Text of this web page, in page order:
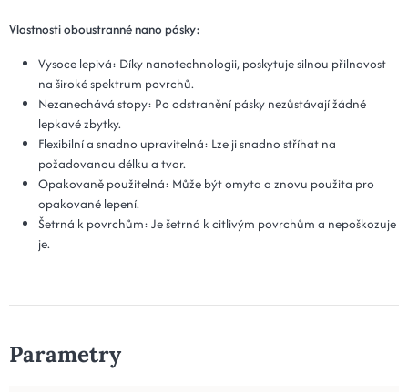
Vlastnosti oboustranné nano pásky:
Vysoce lepivá: Díky nanotechnologii, poskytuje silnou přilnavost
na široké spektrum povrchů.
Nezanechává stopy: Po odstranění pásky nezůstávají žádné
lepkavé zbytky.
Flexibilní a snadno upravitelná: Lze ji snadno stříhat na
požadovanou délku a tvar.
Opakovaně použitelná: Může být omyta a znovu použita pro
opakované lepení.
Šetrná k povrchům: Je šetrná k citlivým povrchům a nepoškozuje
je.
Parametry